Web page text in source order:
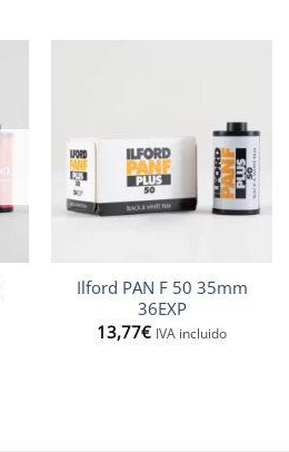
Ilford PAN F 50 35mm
36EXP
13,77€ IVA incluido